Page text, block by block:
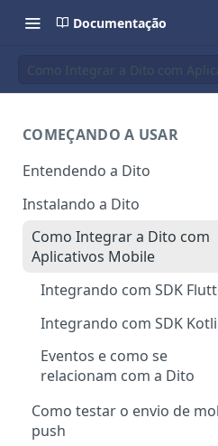
Documentação
Como Integrar a Dito com
COMEÇANDO A USAR
Entendendo a Dito
Instalando a Dito
Como Integrar a Dito com
Aplicativos Mobile
Integrando com SDK
Integrando com SDK
Eventos e como se
relacionam com a Dito
Como testar o envio de
push